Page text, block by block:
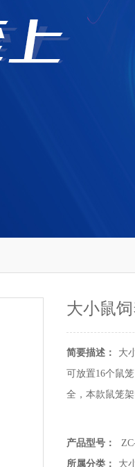
大小鼠
简要描述：
大
可放置16个鼠
全，本款鼠笼
产品型号：
所属分类：
大